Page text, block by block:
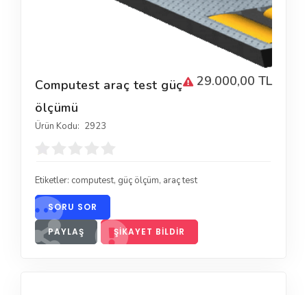
29.000,00 TL
Computest araç test güç
ölçümü
Ürün Kodu: 2923
Etiketler: computest, güç ölçüm, araç test
SORU SOR
PAYLAŞ ŞIKAYET BILDIR